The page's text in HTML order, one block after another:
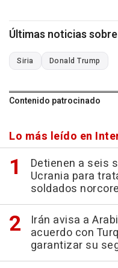
Últimas noticias
Siria Donald Trump
Contenido patrocinado
Lo más leído en
Detienen a seis
Ucrania para
soldados
Irán avisa a
acuerdo con
garantizar su